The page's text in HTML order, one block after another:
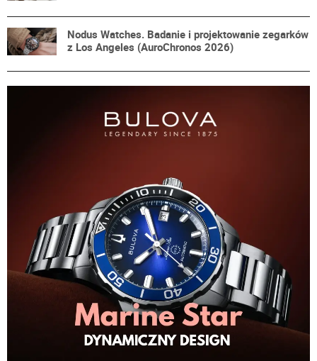
Nodus Watches. Badanie i projektowanie zegarków
z Los Angeles (AuroChronos 2026)